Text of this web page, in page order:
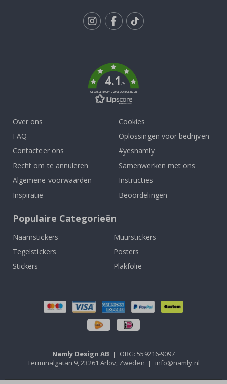
4.1/5
GEBASEERD OP 1029 BEOORDELINGEN
Over ons
FAQ
Contacteer ons
Recht om te annuleren
Algemene voorwaarden
Inspiratie
Cookies
Oplossingen voor bedrijven
#yesnamly
Samenwerken met ons
Instructies
Beoordelingen
Populaire Categorieën
Naamstickers
Muurstickers
Tegelstickers
Posters
Stickers
Plakfolie
Namly Design AB | ORG: 559216-9097
Terminalgatan 9, 23261 Arlöv, Zweden | info@namly.nl